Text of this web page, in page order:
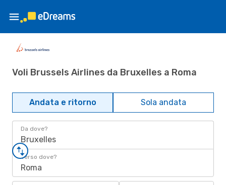
Voli Brussels Airlines da Bruxelles a Roma
Andata e ritorno Sola andata
Da dove?
Bruxelles
Verso dove?
Roma